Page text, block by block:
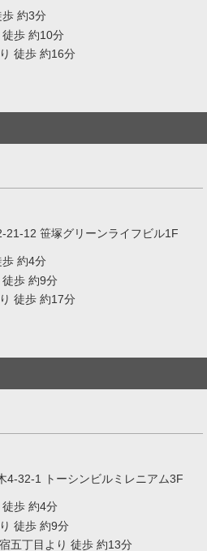
約3分
歩 約10分
徒歩 約16分
21-12 笹塚グリーンライフビル1F
約4分
歩 約9分
徒歩 約17分
4-32-1 トーシンビルミレニアム3F
歩 約4分
徒歩 約9分
五丁目より 徒歩 約13分